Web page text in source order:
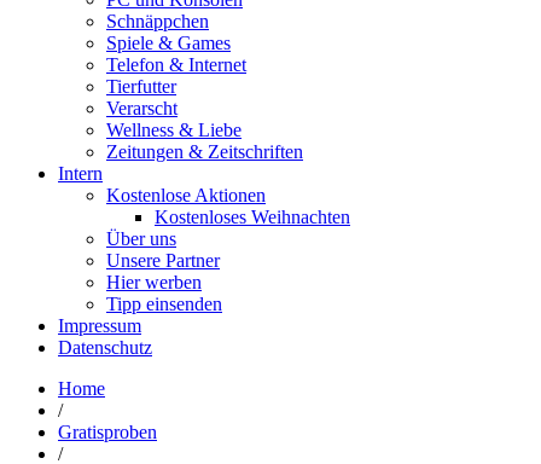
Schnäppchen
Spiele & Games
Telefon & Internet
Tierfutter
Verarscht
Wellness & Liebe
Zeitungen & Zeitschriften
Intern
Kostenlose Aktionen
Kostenloses Weihnachten
Über uns
Unsere Partner
Hier werben
Tipp einsenden
Impressum
Datenschutz
Home
/
Gratisproben
/